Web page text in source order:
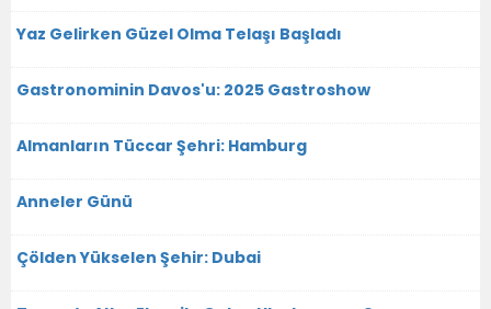
Yaz Gelirken Güzel Olma Telaşı Başladı
Gastronominin Davos'u: 2025 Gastroshow
Almanların Tüccar Şehri: Hamburg
Anneler Günü
Çölden Yükselen Şehir: Dubai